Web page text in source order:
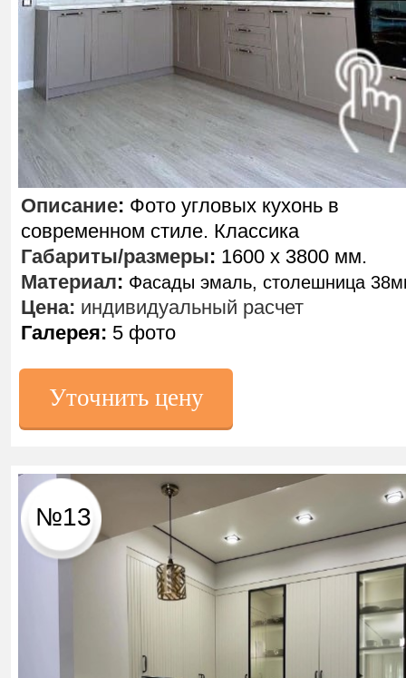
№13
Уточнить цену
Описание: Фото угловых кухонь в
современном стиле. Классика
Габариты/размеры: 1600 х 3800 мм.
Материал: Фасады эмаль, столешница
Цена: индивидуальный расчет
Галерея: 5 фото